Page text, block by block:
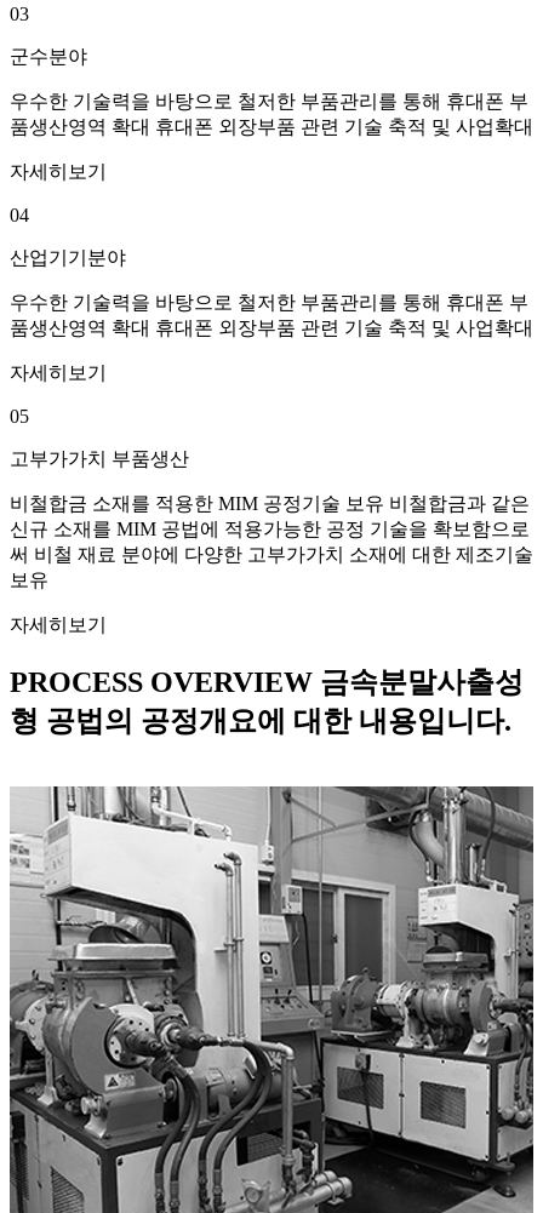
03
군수분야
우수한 기술력을 바탕으로 철저한 부품관리를 통해 휴대폰 부
품생산영역 확대 휴대폰 외장부품 관련 기술 축적 및 사업확대
자세히보기
04
산업기기분야
우수한 기술력을 바탕으로 철저한 부품관리를 통해 휴대폰 부
품생산영역 확대 휴대폰 외장부품 관련 기술 축적 및 사업확대
자세히보기
05
고부가가치 부품생산
비철합금 소재를 적용한 MIM 공정기술 보유 비철합금과 같은
신규 소재를 MIM 공법에 적용가능한 공정 기술을 확보함으로
써 비철 재료 분야에 다양한 고부가가치 소재에 대한 제조기술
보유
자세히보기
PROCESS OVERVIEW 금속분말사출성
형 공법의 공정개요에 대한 내용입니다.